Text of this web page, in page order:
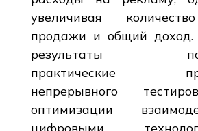
увеличивая
продажи и общий доход.
результаты
практические
непрерывного
оптимизации
цифровыми